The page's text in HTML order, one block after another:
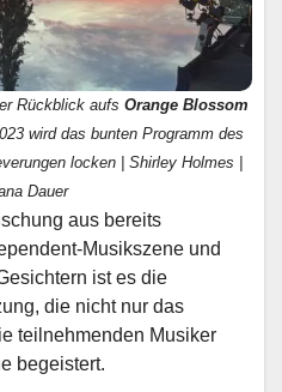
Rückblick aufs Orange Blossom
wird das bunten Programm des
locken | Shirley Holmes |
Dauer
aus bereits
Musikszene und
ist es die
die nicht nur das
teilnehmenden Musiker
begeistert.